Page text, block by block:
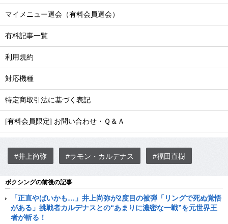
マイメニュー退会（有料会員退会）
有料記事一覧
利用規約
対応機種
特定商取引法に基づく表記
[有料会員限定] お問い合わせ・Ｑ＆Ａ
#井上尚弥 #ラモン・カルデナス #福田直樹
ボクシングの前後の記事
「正直やばいかも…」井上尚弥が2度目の被弾「リングで死ぬ覚悟
がある」挑戦者カルデナスとの“あまりに濃密な一戦”を元世界王
者が斬る！